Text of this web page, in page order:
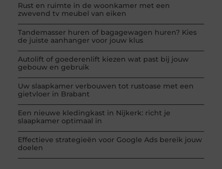
Rust en ruimte in de woonkamer met een
zwevend tv meubel van eiken
Tandemasser huren of bagagewagen huren? Kies
de juiste aanhanger voor jouw klus
Autolift of goederenlift kiezen wat past bij jouw
gebouw en gebruik
Uw slaapkamer verbouwen tot rustoase met een
gietvloer in Brabant
Een nieuwe kledingkast in Nijkerk: richt je
slaapkamer optimaal in
Effectieve strategieën voor Google Ads bereik jouw
doelen